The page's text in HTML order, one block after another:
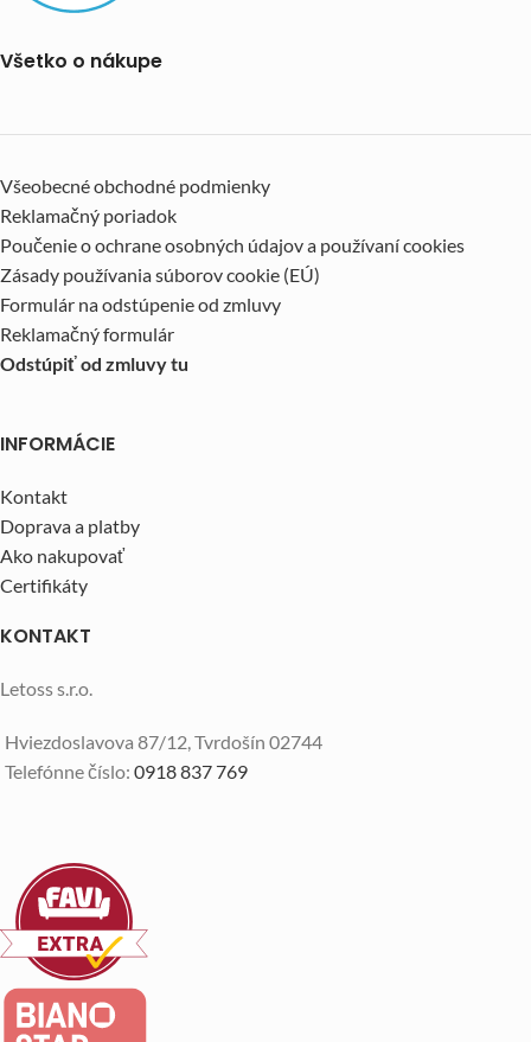
Všetko o nákupe
Všeobecné obchodné podmienky
Reklamačný poriadok
Poučenie o ochrane osobných údajov a používaní cookies
Zásady používania súborov cookie (EÚ)
Formulár na odstúpenie od zmluvy
Reklamačný formulár
Odstúpiť od zmluvy tu
INFORMÁCIE
Kontakt
Doprava a platby
Ako nakupovať
Certifikáty
KONTAKT
Letoss s.r.o.
Hviezdoslavova 87/12, Tvrdošín 02744
Telefónne číslo: 0918 837 769